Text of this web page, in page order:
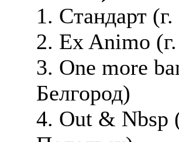
1. Cтандарт
2. Ex Animo
3. One more
Белгород)
4. Out & Nbsp